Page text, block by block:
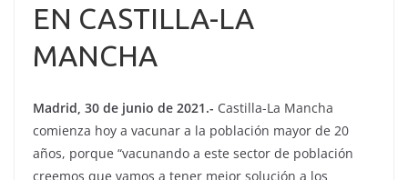
EN CASTILLA-LA
MANCHA
Madrid, 30 de junio de 2021.- Castilla-La Mancha
comienza hoy a vacunar a la población mayor de 20
años, porque “vacunando a este sector de población
creemos que vamos a tener mejor solución a los